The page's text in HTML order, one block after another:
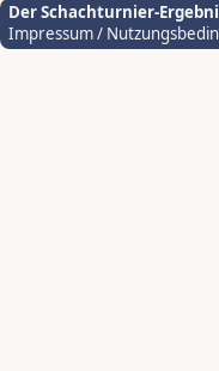
Der Schachturnier-
Impressum /